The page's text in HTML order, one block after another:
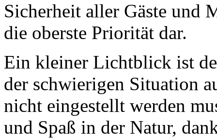
Sicherheit aller Gäste und
die oberste Priorität dar.
Ein kleiner Lichtblick ist
der schwierigen Situation
nicht eingestellt werden
und Spaß in der Natur,